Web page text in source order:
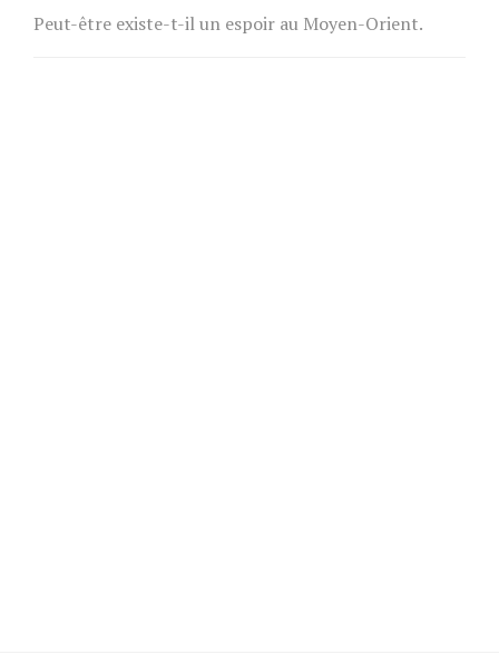
Peut-être existe-t-il un espoir au Moyen-Orient.